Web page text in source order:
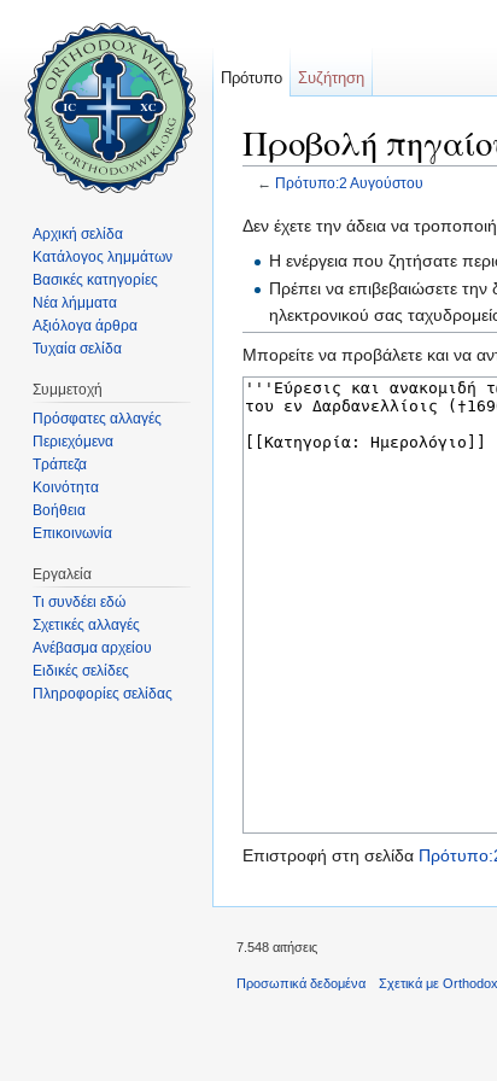
Προβολή
← Πρότυπο:2 Αυγούστου
Δεν έχετε την άδεια να
Η ενέργεια που ζητήσατε
Πρέπει να επιβεβαιώσετε
ηλεκτρονικού σας
Μπορείτε να προβάλετε και να
Επιστροφή στη σελίδα
Πρότυπο Συζήτηση
Αρχική σελίδα
Κατάλογος λημμάτων
Βασικές κατηγορίες
Νέα λήμματα
Αξιόλογα άρθρα
Τυχαία σελίδα
Συμμετοχή
Πρόσφατες αλλαγές
Περιεχόμενα
Τράπεζα
Κοινότητα
Βοήθεια
Επικοινωνία
Εργαλεία
Τι συνδέει εδώ
Σχετικές αλλαγές
Ανέβασμα αρχείου
Ειδικές σελίδες
Πληροφορίες σελίδας
7.548 αιτήσεις
Προσωπικά δεδομένα Σχετικά με